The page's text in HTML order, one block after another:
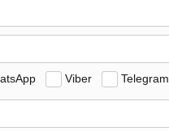
Viber Telegram